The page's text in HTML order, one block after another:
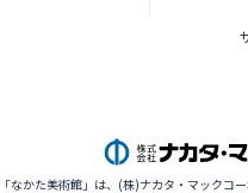
「なかた美術館」は、(株)ナカタ・マックコ